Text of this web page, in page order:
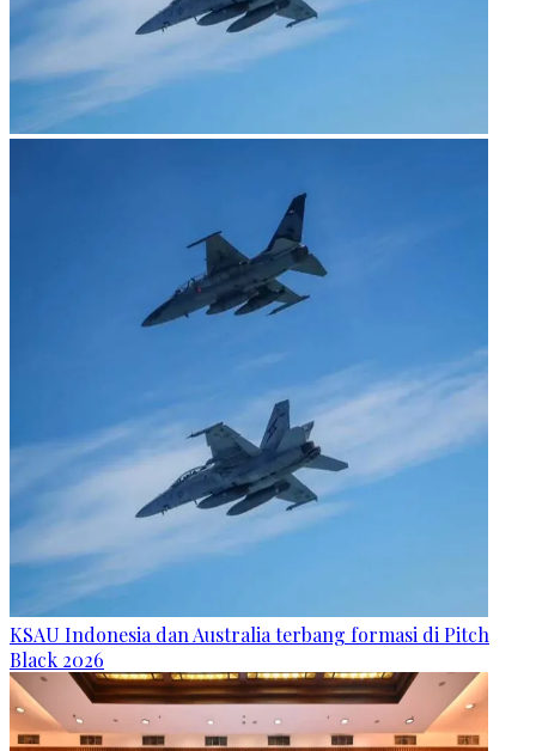
KSAU Indonesia dan Australia terbang formasi di Pitch
Black 2026